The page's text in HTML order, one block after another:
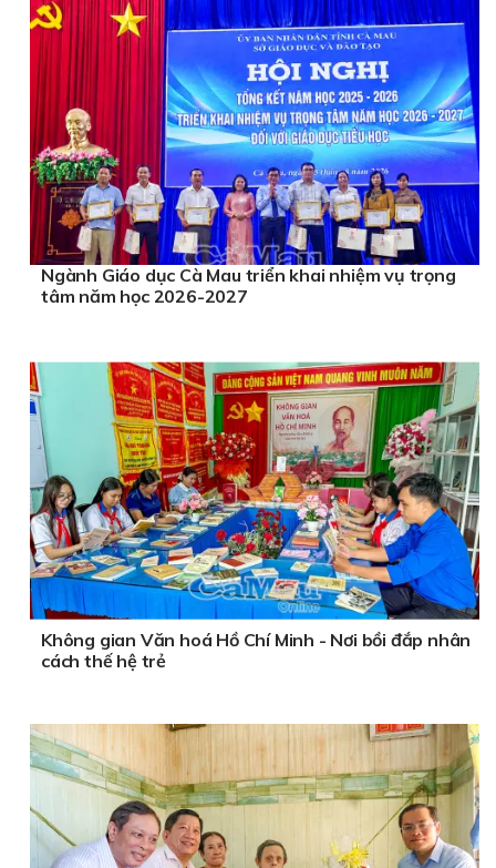
Ngành Giáo dục Cà Mau triển khai nhiệm vụ trọng
tâm năm học 2026-2027
Không gian Văn hoá Hồ Chí Minh - Nơi bồi đắp nhân
cách thế hệ trẻ